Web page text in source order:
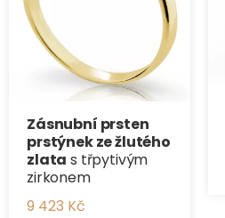
Zásnubní prsten
prstýnek ze žlutého
zlata s třpytivým
zirkonem
9 423 Kč